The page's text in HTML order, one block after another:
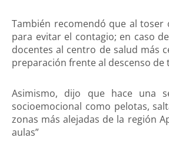
También recomendó que al
para evitar el contagio; en caso
docentes al centro de salud más
preparación frente al descenso de
Asimismo, dijo que hace una
socioemocional como pelotas,
zonas más alejadas de la región
aulas”